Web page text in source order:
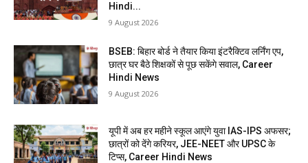
Hindi...
9 August 2026
BSEB: बिहार बोर्ड ने तैयार किया इंटरैक्टिव लर्निंग एप,
छात्र घर बैठे शिक्षकों से पूछ सकेंगे सवाल, Career
Hindi News
9 August 2026
यूपी में अब हर महीने स्कूल आएंगे युवा IAS-IPS अफसर;
छात्रों को देंगे करियर, JEE-NEET और UPSC के
टिप्स, Career Hindi News